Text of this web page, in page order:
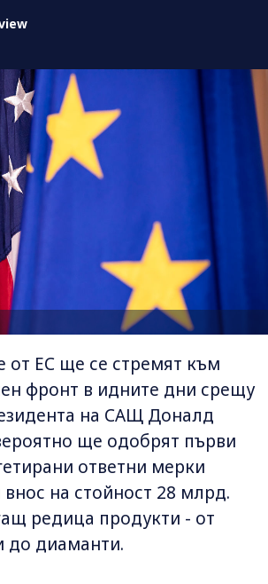
от ЕС ще се стремят към
фронт в идните дни срещу
на САЩ Доналд
ще одобрят първи
ответни мерки
на стойност 28 млрд.
редица продукти - от
до диаманти.